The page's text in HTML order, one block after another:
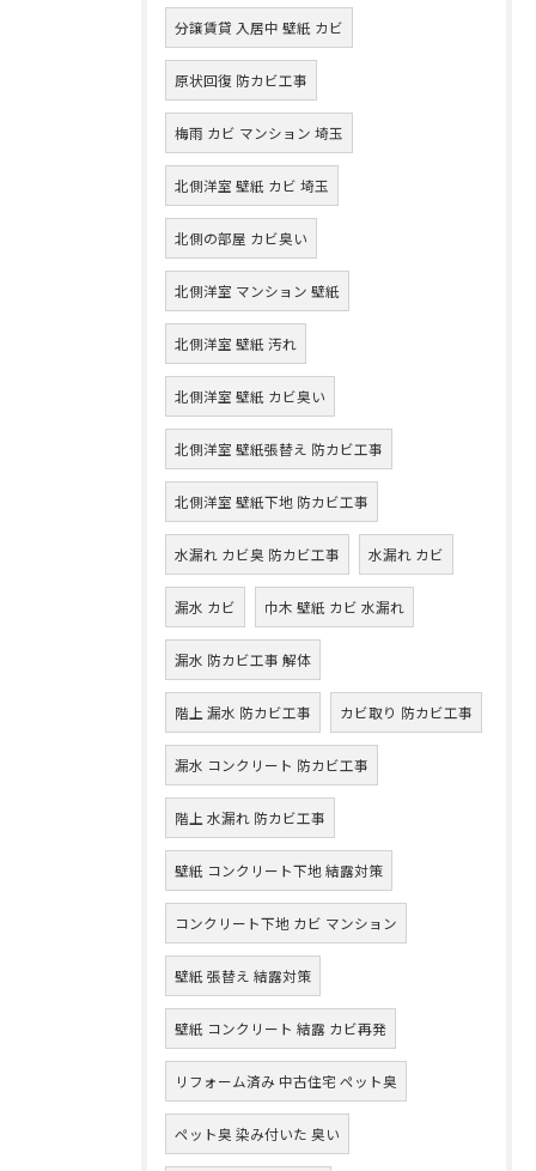
分譲賃貸 入居中 壁紙 カビ
原状回復 防カビ工事
梅雨 カビ マンション 埼玉
北側洋室 壁紙 カビ 埼玉
北側の部屋 カビ臭い
北側洋室 マンション 壁紙
北側洋室 壁紙 汚れ
北側洋室 壁紙 カビ臭い
北側洋室 壁紙張替え 防カビ工事
北側洋室 壁紙下地 防カビ工事
水漏れ カビ臭 防カビ工事 水漏れ カビ
漏水 カビ 巾木 壁紙 カビ 水漏れ
漏水 防カビ工事 解体
階上 漏水 防カビ工事 カビ取り 防カビ工事
漏水 コンクリート 防カビ工事
階上 水漏れ 防カビ工事
壁紙 コンクリート下地 結露対策
コンクリート下地 カビ マンション
壁紙 張替え 結露対策
壁紙 コンクリート 結露 カビ再発
リフォーム済み 中古住宅 ペット臭
ペット臭 染み付いた 臭い